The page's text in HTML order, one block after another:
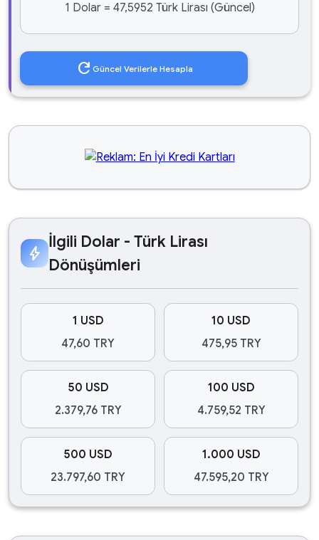
1 Dolar = 47,5952 Türk Lirası (Güncel)
refresh Güncel Verilerle Hesapla
bolt
İlgili Dolar - Türk Lirası
Dönüşümleri
1 USD
47,60 TRY
10 USD
475,95 TRY
50 USD
2.379,76 TRY
100 USD
4.759,52 TRY
500 USD
23.797,60 TRY
1.000 USD
47.595,20 TRY